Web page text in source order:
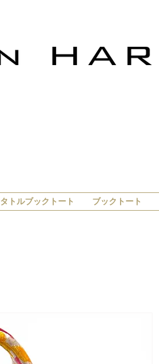
タトルブックトート ブックトート